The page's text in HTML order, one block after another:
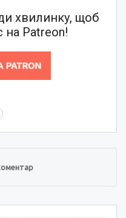
хвилинку, щоб
на Patreon!